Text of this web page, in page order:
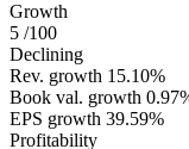
Growth
5 /100
Declining
Rev. growth 15.10%
Book val. growth
EPS growth 39.59%
Profitability